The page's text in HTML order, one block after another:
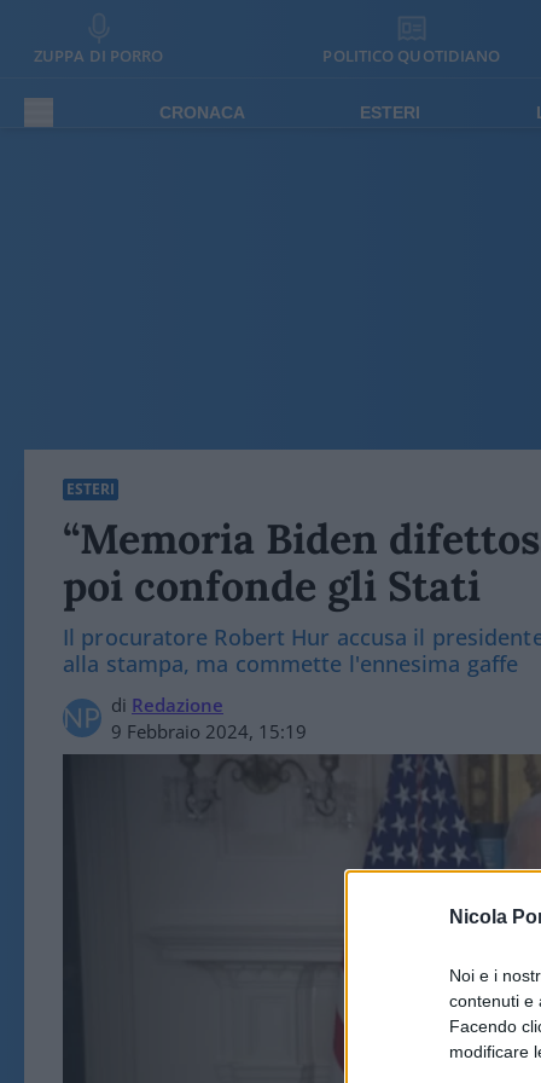
Nicola
Noi e i
contenuti e
Facendo
modificare
ZUPPA DI PORRO POLITICO QUOTIDIANO
CRONACA ESTERI
ESTERI
“Memoria Biden
poi confonde gli Stati
Il procuratore Robert Hur accusa il
alla stampa, ma commette l'ennesima gaffe
di Redazione
9 Febbraio 2024, 15:19